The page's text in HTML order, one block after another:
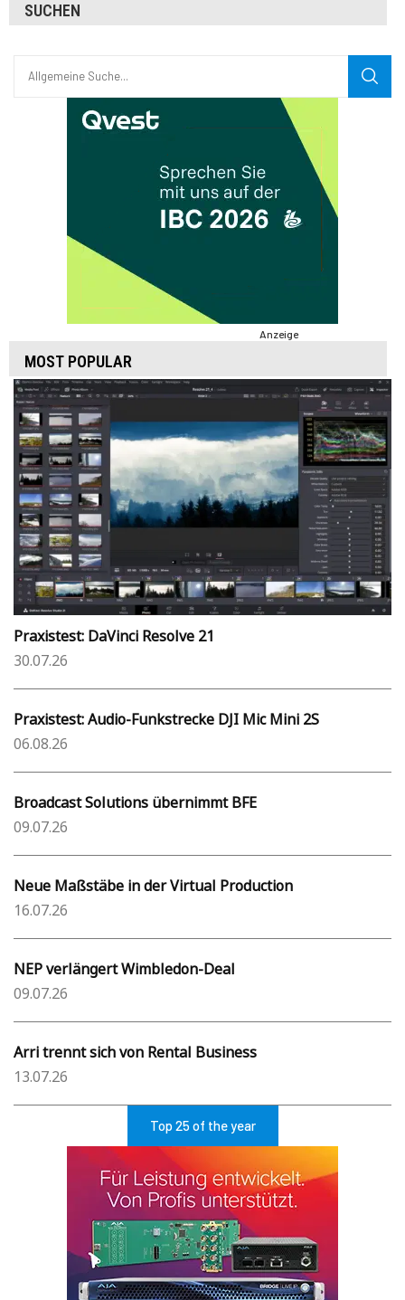
SUCHEN
Anzeige
MOST POPULAR
Praxistest: DaVinci Resolve 21
30.07.26
Praxistest: Audio-Funkstrecke DJI Mic Mini 2S
06.08.26
Broadcast Solutions übernimmt BFE
09.07.26
Neue Maßstäbe in der Virtual Production
16.07.26
NEP verlängert Wimbledon-Deal
09.07.26
Arri trennt sich von Rental Business
13.07.26
Top 25 of the year